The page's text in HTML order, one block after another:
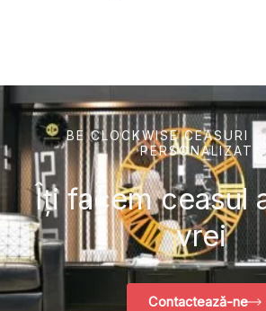
BE CLOCKWISE CEASURI
PERSONALIZATE
Îți facem ceasul
vrei
Contactează-ne